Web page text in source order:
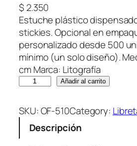
$ 2.350
Estuche plástico
stickies. Opcional en
personalizado desde 500
mínimo (un solo diseño).
cm Marca: Litografía
i
c
Añadir al carrito
SKU:OF-510Category:
Descripción